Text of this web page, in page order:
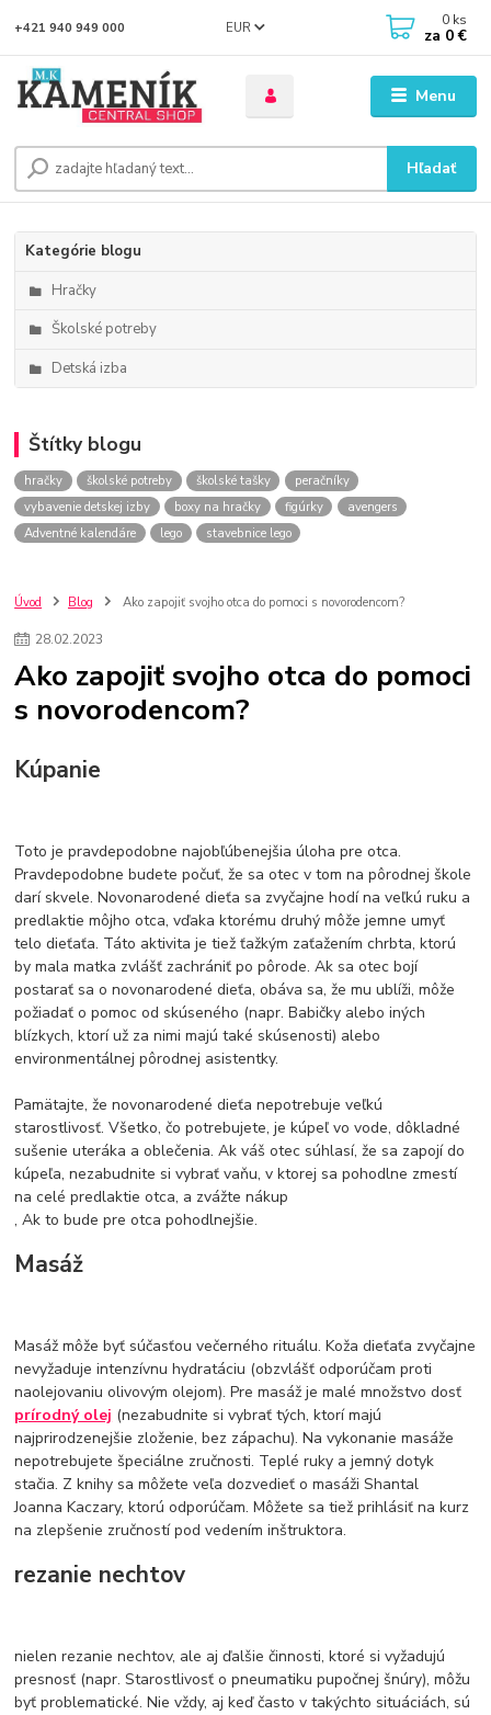
Menu
EUR
Hľadať
+421 940 949 000 0 ks
za 0 €
Kategórie blogu
Hračky
Školské potreby
Detská izba
Štítky blogu
hračky školské potreby školské tašky
peračníky
vybavenie detskej izby
boxy na hračky figúrky
avengers
Adventné kalendáre
lego stavebnice lego
Úvod Blog Ako zapojiť svojho otca do pomoci s novorodencom?
28.02.2023
Ako zapojiť svojho otca do pomoci
s novorodencom?
Kúpanie
Toto je pravdepodobne najobľúbenejšia úloha pre otca.
Pravdepodobne budete počuť, že sa otec v tom na pôrodnej škole
darí skvele. Novonarodené dieťa sa zvyčajne hodí na veľkú ruku a
predlaktie môjho otca, vďaka ktorému druhý môže jemne umyť
telo dieťaťa. Táto aktivita je tiež ťažkým zaťažením chrbta, ktorú
by mala matka zvlášť zachrániť po pôrode. Ak sa otec bojí
postarať sa o novonarodené dieťa, obáva sa, že mu ublíži, môže
požiadať o pomoc od skúseného (napr. Babičky alebo iných
blízkych, ktorí už za nimi majú také skúsenosti) alebo
environmentálnej pôrodnej asistentky.
Pamätajte, že novonarodené dieťa nepotrebuje veľkú
starostlivosť. Všetko, čo potrebujete, je kúpeľ vo vode, dôkladné
sušenie uteráka a oblečenia. Ak váš otec súhlasí, že sa zapojí do
kúpeľa, nezabudnite si vybrať vaňu, v ktorej sa pohodlne zmestí
na celé predlaktie otca, a zvážte nákup
, Ak to bude pre otca pohodlnejšie.
Masáž
Masáž môže byť súčasťou večerného rituálu. Koža dieťaťa zvyčajne
nevyžaduje intenzívnu hydratáciu (obzvlášť odporúčam proti
naolejovaniu olivovým olejom). Pre masáž je malé množstvo dosť
prírodný olej (nezabudnite si vybrať tých, ktorí majú
najprirodzenejšie zloženie, bez zápachu). Na vykonanie masáže
nepotrebujete špeciálne zručnosti. Teplé ruky a jemný dotyk
stačia. Z knihy sa môžete veľa dozvedieť o masáži Shantal
Joanna Kaczary, ktorú odporúčam. Môžete sa tiež prihlásiť na kurz
na zlepšenie zručností pod vedením inštruktora.
rezanie nechtov
nielen rezanie nechtov, ale aj ďalšie činnosti, ktoré si vyžadujú
presnosť (napr. Starostlivosť o pneumatiku pupočnej šnúry), môžu
byť problematické. Nie vždy, aj keď často v takýchto situáciách, sú